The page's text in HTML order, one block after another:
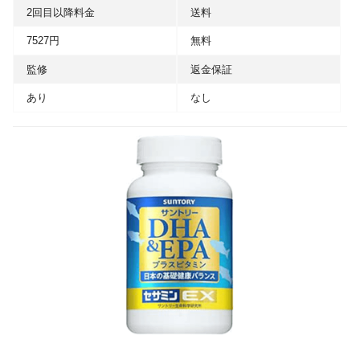
2回目以降料金
7527円
送料
無料
監修
あり
返金保証
なし